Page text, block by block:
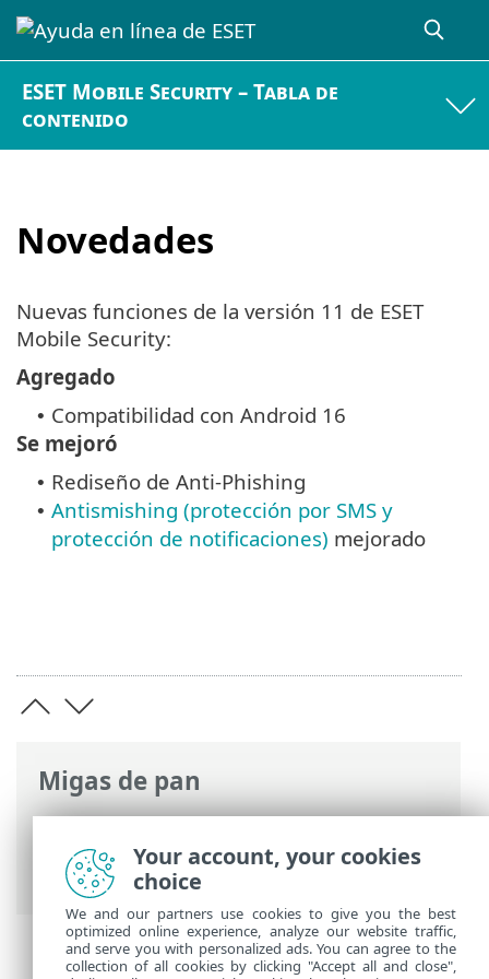
ESET Mobile Security – Tabla de
contenido
Novedades
Migas de pan
Ayuda en línea de ESET>ESET Mobile
Security >ESET Mobile Security
Introducción> Novedades
Nuevas funciones de la versión 11 de ESET
Mobile Security:
Agregado
• Compatibilidad con Android 16
Se mejoró
• Rediseño de Anti-Phishing
• Antismishing (protección por SMS y
protección de notificaciones) mejorado
Your account, your cookies
choice
We and our partners use cookies to give you the best
optimized online experience, analyze our website traffic,
and serve you with personalized ads. You can agree to the
collection of all cookies by clicking "Accept all and close",